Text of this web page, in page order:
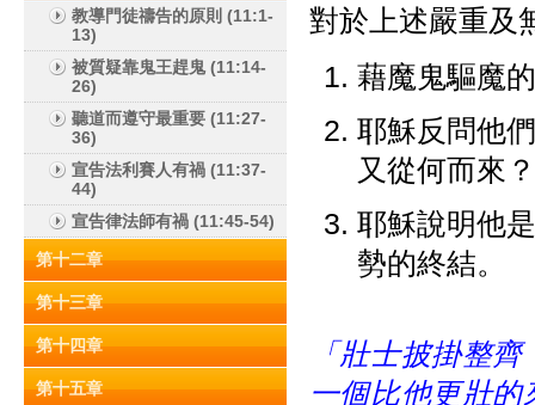
教導門徒禱告的原則 (11:1-
13)
被質疑靠鬼王趕鬼 (11:14-
26)
聽道而遵守最重要 (11:27-
36)
宣告法利賽人有禍 (11:37-
44)
宣告律法師有禍 (11:45-54)
第十二章
第十三章
第十四章
第十五章
對於上述嚴重及
藉魔鬼驅魔
耶穌反問他
又從何而來？
耶穌說明他
勢的終結。
「壯士披掛整
一個比他更壯